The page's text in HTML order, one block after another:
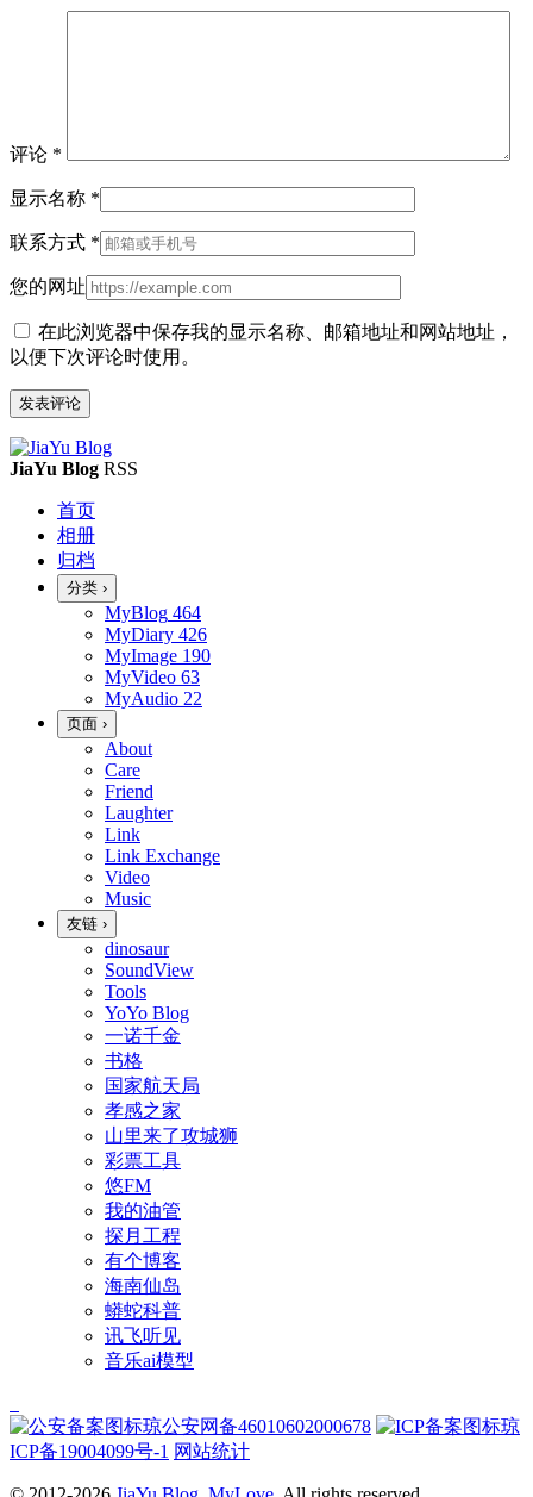
评论 *
显示名称 *
联系方式 *
您的网址
在此浏览器中保存我的显示名称、邮箱地址和网站地址，
以便下次评论时使用。
JiaYu Blog RSS
首页
相册
归档
分类 ›
MyBlog 464
MyDiary 426
MyImage 190
MyVideo 63
MyAudio 22
页面 ›
About
Care
Friend
Laughter
Link
Link Exchange
Video
Music
友链 ›
dinosaur
SoundView
Tools
YoYo Blog
一诺千金
书格
国家航天局
孝感之家
山里来了攻城狮
彩票工具
悠FM
我的油管
探月工程
有个博客
海南仙岛
蟒蛇科普
讯飞听见
音乐ai模型
琼公安网备46010602000678
琼
ICP备19004099号-1 网站统计